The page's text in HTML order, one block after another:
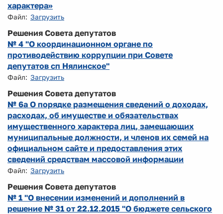
характера»
Файл: Загрузить
Решения Совета депутатов
№ 4 "О координационном органе по
противодействию коррупции при Совете
депутатов сп Нялинское"
Файл: Загрузить
Решения Совета депутатов
№ 6а О порядке размещения сведений о доходах,
расходах, об имуществе и обязательствах
имущественного характера лиц, замещающих
муниципальные должности, и членов их семей на
официальном сайте и предоставления этих
сведений средствам массовой информации
Файл: Загрузить
Решения Совета депутатов
№ 1 "О внесении изменений и дополнений в
решение № 31 от 22.12.2015 "О бюджете сельского